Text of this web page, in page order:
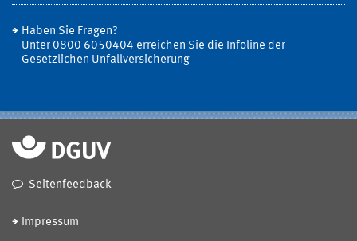
Haben Sie Fragen?
Unter 0800 6050404 erreichen Sie die Infoline der
Gesetzlichen Unfallversicherung
Seitenfeedback
Impressum